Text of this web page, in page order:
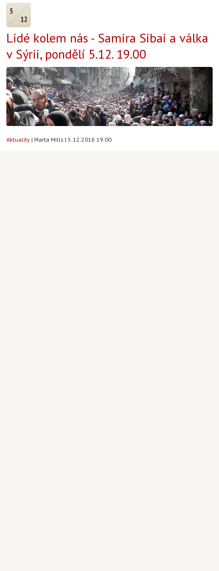
5
12
Lidé kolem nás - Samira Sibai a válka
v Sýrii, pondělí 5.12. 19.00
Aktuality | Marta Mills | 5.12.2016 19:00